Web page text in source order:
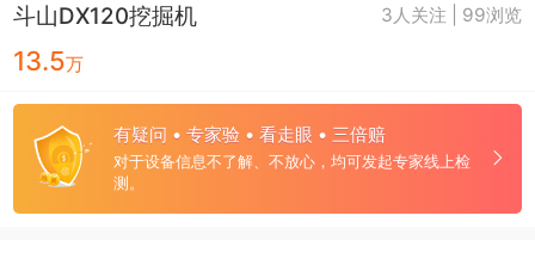
斗山DX120挖掘机 3人关注 | 99浏览
13.5万
有疑问 • 专家验 • 看走眼 • 三倍赔
对于设备信息不了解、不放心，均可发起专家线上检
测。